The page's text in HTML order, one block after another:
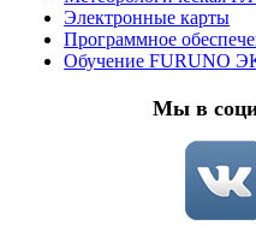
Электронные карты
Программное
Обучение FURUNO
Мы в